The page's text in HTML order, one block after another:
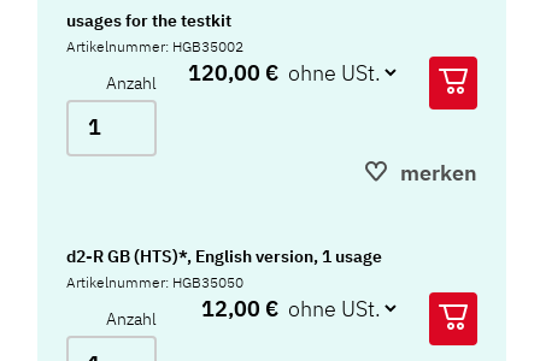
usages for the testkit
Artikelnummer: HGB35002
Anzahl 120,00 €
merken
d2-R GB (HTS)*, English version, 1 usage
Artikelnummer: HGB35050
Anzahl 12,00 €